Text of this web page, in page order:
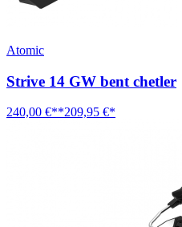
Atomic
Strive 14 GW bent chetler
240,00 €**209,95 €*